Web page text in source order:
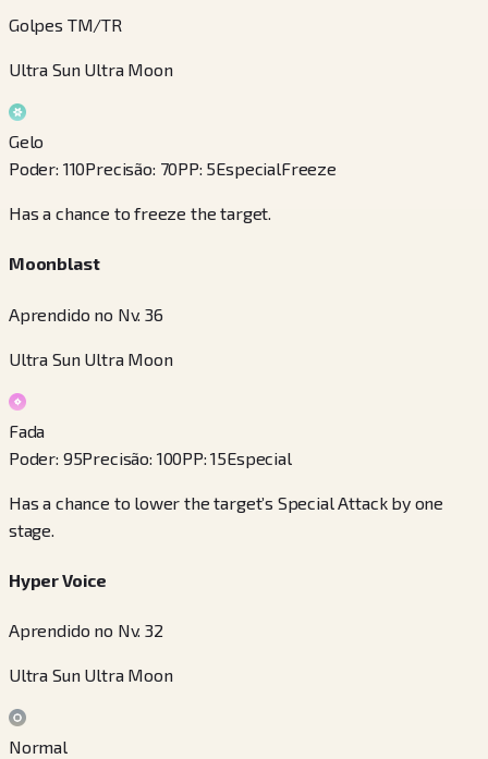
Golpes TM/TR
Ultra Sun Ultra Moon
Gelo
Poder: 110Precisão: 70PP: 5EspecialFreeze
Has a chance to freeze the target.
Moonblast
Aprendido no Nv. 36
Ultra Sun Ultra Moon
Fada
Poder: 95Precisão: 100PP:15Especial
Has a chance to lower the target’s Special Attack by one
stage.
Hyper Voice
Aprendido no Nv. 32
Ultra Sun Ultra Moon
Normal